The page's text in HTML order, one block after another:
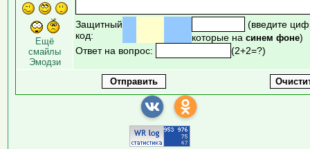
Ещё
смайлы
Эмодзи
Защитный
код:
(введите
которые на синем фоне)
Ответ на вопрос:
(2+2=?)